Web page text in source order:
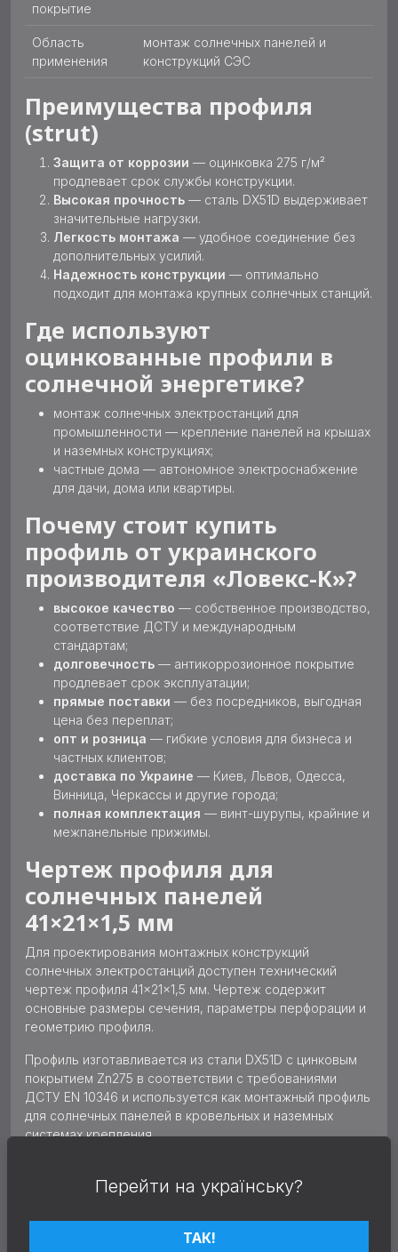
покрытие
Область
применения
монтаж солнечных панелей и
конструкций СЭС
Преимущества профиля
(strut)
Защита от коррозии — оцинковка 275 г/м²
продлевает срок службы конструкции.
Высокая прочность — сталь DX51D выдерживает
значительные нагрузки.
Легкость монтажа — удобное соединение без
дополнительных усилий.
Надежность конструкции — оптимально
подходит для монтажа крупных солнечных станций.
Где используют
оцинкованные профили в
солнечной энергетике?
монтаж солнечных электростанций для
промышленности — крепление панелей на крышах
и наземных конструкциях;
частные дома — автономное электроснабжение
для дачи, дома или квартиры.
Почему стоит купить
профиль от украинского
производителя «Ловекс-К»?
высокое качество — собственное производство,
соответствие ДСТУ и международным
стандартам;
долговечность — антикоррозионное покрытие
продлевает срок эксплуатации;
прямые поставки — без посредников, выгодная
цена без переплат;
опт и розница — гибкие условия для бизнеса и
частных клиентов;
доставка по Украине — Киев, Львов, Одесса,
Винница, Черкассы и другие города;
полная комплектация — винт-шурупы, крайние и
межпанельные прижимы.
Чертеж профиля для
солнечных панелей
41×21×1,5 мм
Для проектирования монтажных конструкций
солнечных электростанций доступен технический
чертеж профиля 41×21×1,5 мм. Чертеж содержит
основные размеры сечения, параметры перфорации и
геометрию профиля.
Профиль изготавливается из стали DX51D с цинковым
покрытием Zn275 в соответствии с требованиями
ДСТУ EN 10346 и используется как монтажный профиль
для солнечных панелей в кровельных и наземных
системах крепления.
Перейти на українську?
ТАК!